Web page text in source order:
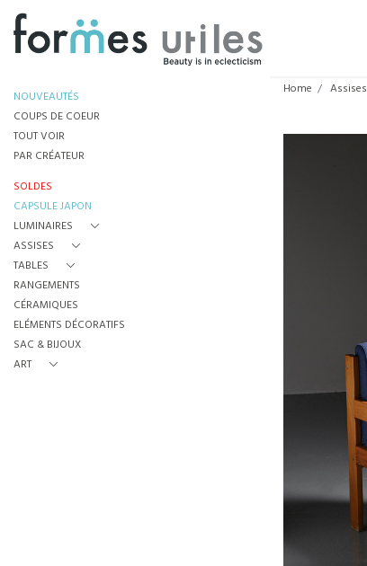
NOUVEAUTÉS
COUPS DE COEUR
TOUT VOIR
PAR CRÉATEUR
SOLDES
CAPSULE JAPON
LUMINAIRES
ASSISES
TABLES
RANGEMENTS
CÉRAMIQUES
ELÉMENTS DÉCORATIFS
SAC & BIJOUX
ART
Home Assises